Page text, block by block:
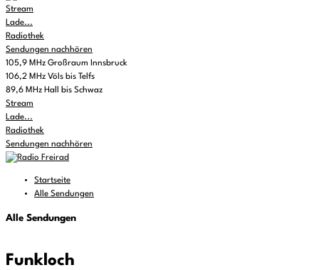
Stream
Lade...
Radiothek
Sendungen nachhören
105,9 MHz Großraum Innsbruck
106,2 MHz Völs bis Telfs
89,6 MHz Hall bis Schwaz
Stream
Lade...
Radiothek
Sendungen nachhören
Startseite
Alle Sendungen
Alle Sendungen
Funkloch